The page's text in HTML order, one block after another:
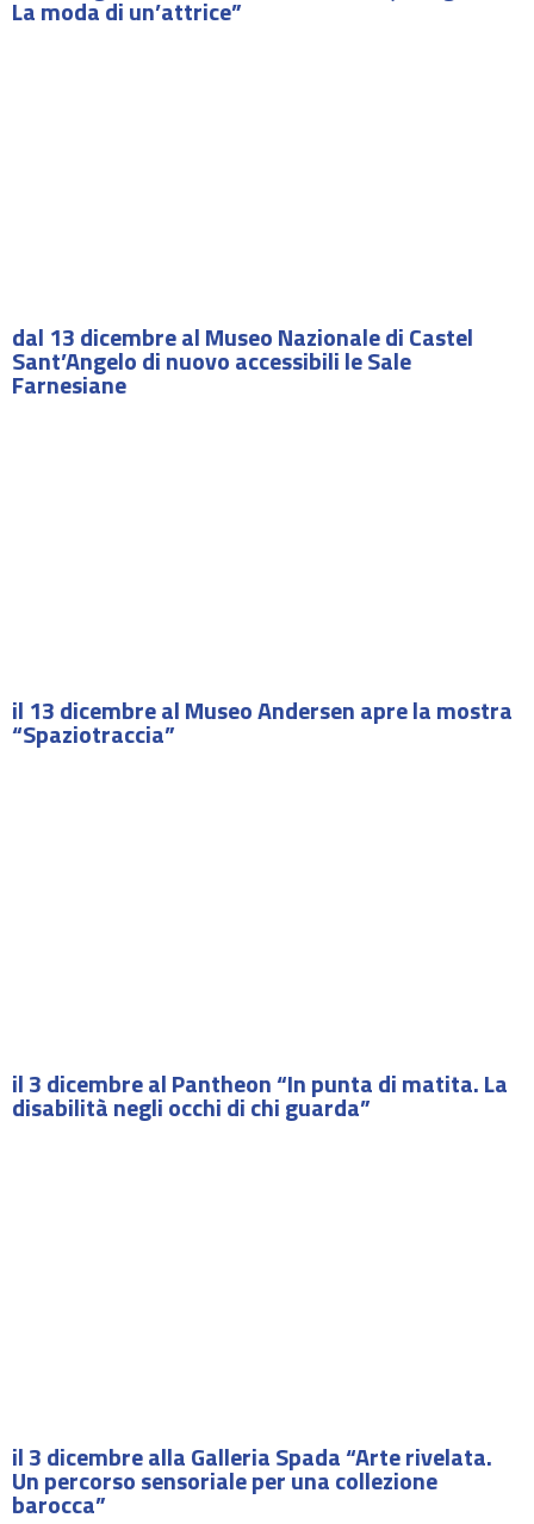
La moda di un’attrice”
dal 13 dicembre al Museo Nazionale di Castel
Sant’Angelo di nuovo accessibili le Sale
Farnesiane
il 13 dicembre al Museo Andersen apre la mostra
“Spaziotraccia”
il 3 dicembre al Pantheon “In punta di matita. La
disabilità negli occhi di chi guarda”
il 3 dicembre alla Galleria Spada “Arte rivelata.
Un percorso sensoriale per una collezione
barocca”